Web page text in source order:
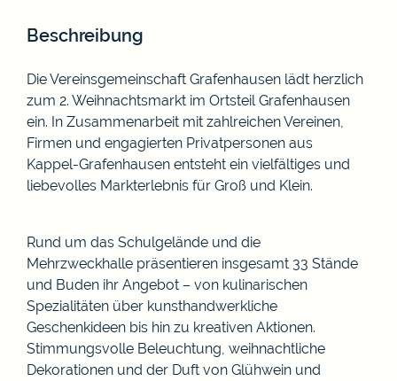
Beschreibung
Die Vereinsgemeinschaft Grafenhausen lädt herzlich
zum 2. Weihnachtsmarkt im Ortsteil Grafenhausen
ein. In Zusammenarbeit mit zahlreichen Vereinen,
Firmen und engagierten Privatpersonen aus
Kappel-Grafenhausen entsteht ein vielfältiges und
liebevolles Markterlebnis für Groß und Klein.
Rund um das Schulgelände und die
Mehrzweckhalle präsentieren insgesamt 33 Stände
und Buden ihr Angebot – von kulinarischen
Spezialitäten über kunsthandwerkliche
Geschenkideen bis hin zu kreativen Aktionen.
Stimmungsvolle Beleuchtung, weihnachtliche
Dekorationen und der Duft von Glühwein und